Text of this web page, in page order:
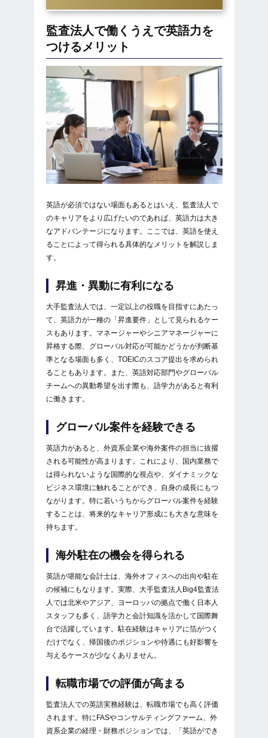
監査法人で働くうえで英語力を
つけるメリット
英語が必須ではない場面もあるとはいえ、監査法人で
のキャリアをより広げたいのであれば、英語力は大き
なアドバンテージになります。ここでは、英語を使え
ることによって得られる具体的なメリットを解説しま
す。
昇進・異動に有利になる
大手監査法人では、一定以上の役職を目指すにあたっ
て、英語力が一種の「昇進要件」として見られるケー
スもあります。マネージャーやシニアマネージャーに
昇格する際、グローバル対応が可能かどうかが判断基
準となる場面も多く、TOEICのスコア提出を求められ
ることもあります。また、英語対応部門やグローバル
チームへの異動希望を出す際も、語学力があると有利
に働きます。
グローバル案件を経験できる
英語力があると、外資系企業や海外案件の担当に抜擢
される可能性が高まります。これにより、国内業務で
は得られないような国際的な視点や、ダイナミックな
ビジネス環境に触れることができ、自身の成長にもつ
ながります。特に若いうちからグローバル案件を経験
することは、将来的なキャリア形成にも大きな意味を
持ちます。
海外駐在の機会を得られる
英語が堪能な会計士は、海外オフィスへの出向や駐在
の候補にもなります。実際、大手監査法人Big4監査法
人では北米やアジア、ヨーロッパの拠点で働く日本人
スタッフも多く、語学力と会計知識を活かして国際舞
台で活躍しています。駐在経験はキャリアに箔がつく
だけでなく、帰国後のポジションや待遇にも好影響を
与えるケースが少なくありません。
転職市場での評価が高まる
監査法人での英語実務経験は、転職市場でも高く評価
されます。特にFASやコンサルティングファーム、外
資系企業の経理・財務ポジションでは、「英語ができ